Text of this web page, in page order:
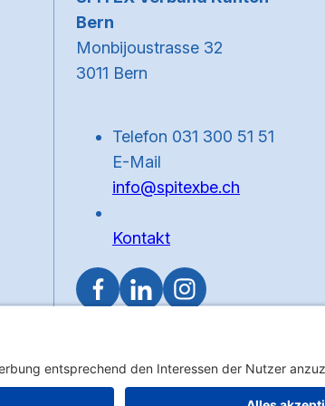
Bern
Monbijoustrasse 32
3011 Bern
Telefon 031 300 51 51
E-Mail
info@spitexbe.ch
Kontakt